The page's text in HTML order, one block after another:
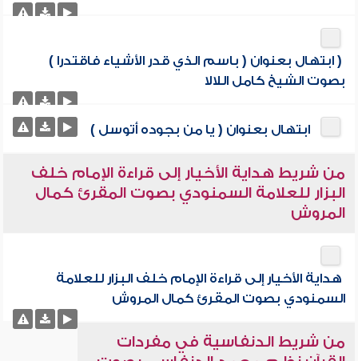
( ابتهال بعنوان ( باسم الذي قدر الأشياء فاقتدرا )
بصوت الشيخ كامل اللالا
ابتهال بعنوان ( يا من بجوده أتوسل )
من شريط هداية الأخيار إلى قراءة الإمام خلف
البزار للعلامة السمنودي بصوت المقرئ كمال
المروش
هداية الأخيار إلى قراءة الإمام خلف البزار للعلامة
السمنودي بصوت المقرئ كمال المروش
من شريط الدنفاسية في مفردات